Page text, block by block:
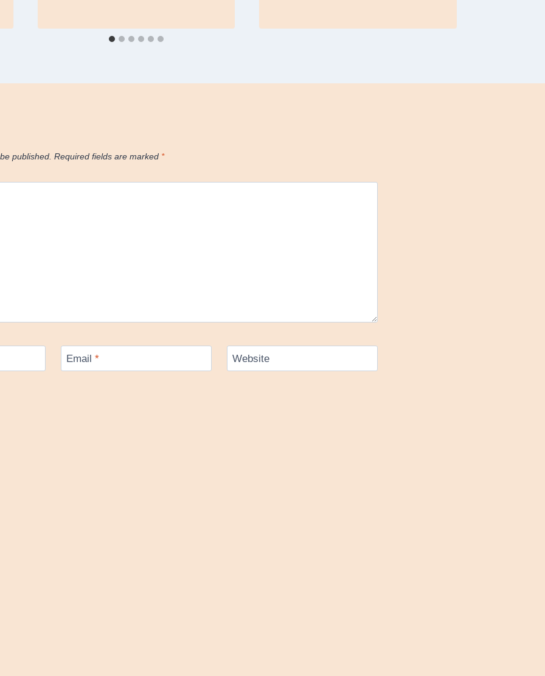
published. Required fields are marked *
Email * Website